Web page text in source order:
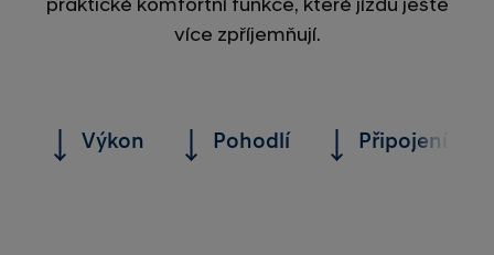
více zpříjemňují.
Výkon Pohodlí Připojení